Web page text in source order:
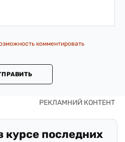
комментировать
курсе последних